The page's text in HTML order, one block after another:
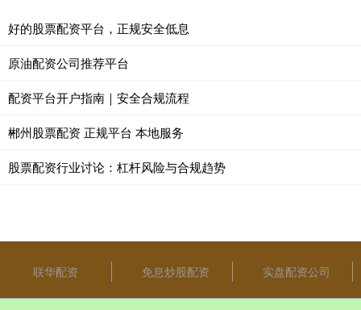
好的股票配资平台，正规安全低息
原油配资公司推荐平台
配资平台开户指南｜安全合规流程
郴州股票配资 正规平台 本地服务
股票配资行业讨论：杠杆风险与合规趋势
联华配资 免息炒股配资 实盘配资公司